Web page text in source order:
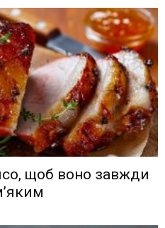
щоб воно завжди